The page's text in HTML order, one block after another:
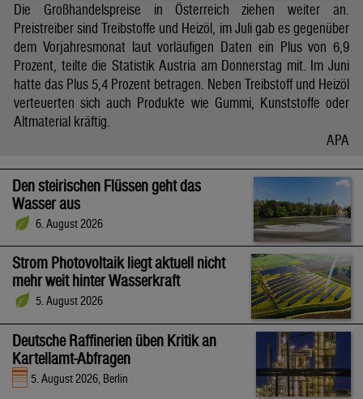
Die Großhandelspreise in Österreich ziehen weiter an.
Preistreiber sind Treibstoffe und Heizöl, im Juli gab es gegenüber
dem Vorjahresmonat laut vorläufigen Daten ein Plus von 6,9
Prozent, teilte die Statistik Austria am Donnerstag mit. Im Juni
hatte das Plus 5,4 Prozent betragen. Neben Treibstoff und Heizöl
verteuerten sich auch Produkte wie Gummi, Kunststoffe oder
Altmaterial kräftig.
APA
Den steirischen Flüssen geht das
Wasser aus
6. August 2026
Strom Photovoltaik liegt aktuell nicht
mehr weit hinter Wasserkraft
5. August 2026
Deutsche Raffinerien üben Kritik an
Kartellamt-Abfragen
5. August 2026, Berlin